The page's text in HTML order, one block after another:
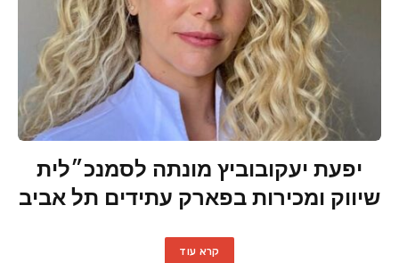
יפעת יעקובוביץ מונתה לסמנכ״לית
שיווק ומכירות בפארק עתידים תל אביב
קרא עוד